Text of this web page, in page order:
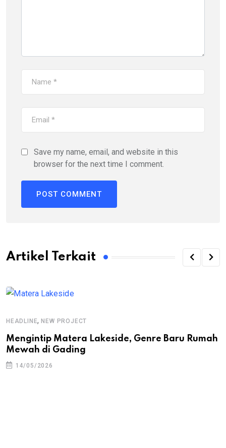
Save my name, email, and website in this
browser for the next time I comment.
Artikel Terkait
HEADLINE,NEW PROJECT
Mengintip Matera Lakeside, Genre Baru Rumah
Mewah di Gading
14/05/2026